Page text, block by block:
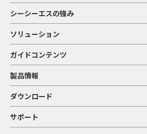
シーシーエスの強み
ソリューション
ガイドコンテンツ
製品情報
ダウンロード
サポート